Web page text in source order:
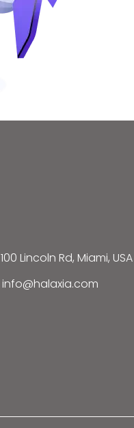
100 Lincoln Rd, Miami, USA
info@halaxia.com